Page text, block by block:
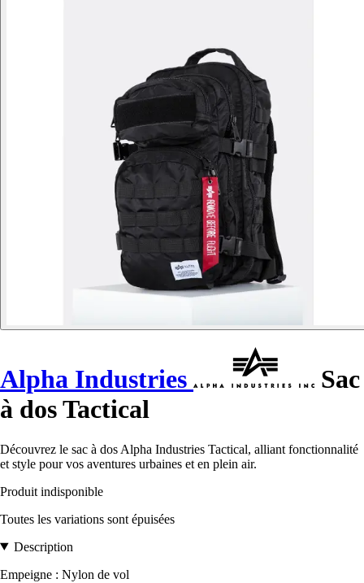
Alpha Industries
Sac
à dos Tactical
Découvrez le sac à dos Alpha Industries Tactical, alliant fonctionnalité
et style pour vos aventures urbaines et en plein air.
Produit indisponible
Toutes les variations sont épuisées
Description
Empeigne : Nylon de vol